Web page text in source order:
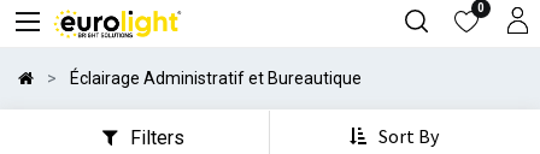
0
Éclairage Administratif et Bureautique
Filters Sort By